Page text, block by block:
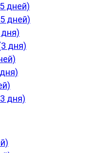
дней)
дней)
дня)
дня)